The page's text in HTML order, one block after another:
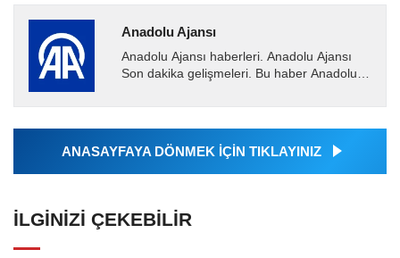
Anadolu Ajansı
Anadolu Ajansı haberleri. Anadolu Ajansı
Son dakika gelişmeleri. Bu haber Anadolu
Ajansı tarafından...
ANASAYFAYA DÖNMEK İÇİN TIKLAYINIZ
İLGINIZI ÇEKEBILIR